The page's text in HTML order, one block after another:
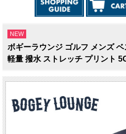
NEW
ボギーラウンジ ゴルフ メンズ
軽量 撥水 ストレッチ プリント